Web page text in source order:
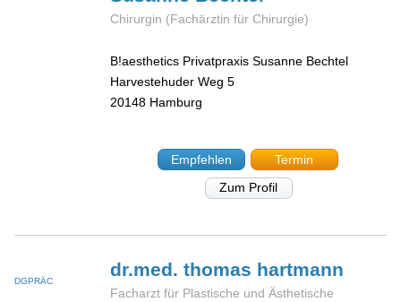
Chirurgin (Fachärztin für Chirurgie)
B!aesthetics Privatpraxis Susanne Bechtel
Harvestehuder Weg 5
20148 Hamburg
Empfehlen
Termin
Zum Profil
DGPRÄC
dr.med. thomas hartmann
Facharzt für Plastische und Ästhetische